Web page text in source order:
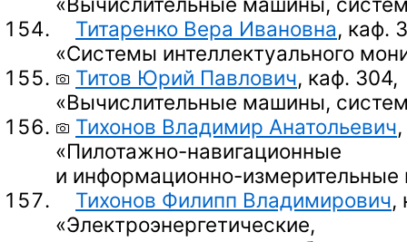
Титаренко Вера Ивановна, каф.
«Системы интеллектуального
Титов Юрий Павлович, каф. 304,
«Вычислительные машины,
Тихонов Владимир Анатольевич
«Пилотажно-навигационные
и информационно-измерительные
Тихонов Филипп Владимирович,
«Электроэнергетические,